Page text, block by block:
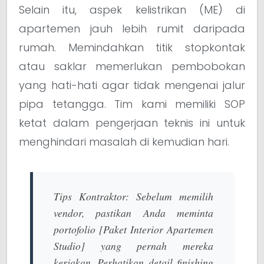
Selain itu, aspek kelistrikan (ME) di
apartemen jauh lebih rumit daripada
rumah. Memindahkan titik stopkontak
atau saklar memerlukan pembobokan
yang hati-hati agar tidak mengenai jalur
pipa tetangga. Tim kami memiliki SOP
ketat dalam pengerjaan teknis ini untuk
menghindari masalah di kemudian hari.
Tips Kontraktor: Sebelum memilih
vendor, pastikan Anda meminta
portofolio [Paket Interior Apartemen
Studio] yang pernah mereka